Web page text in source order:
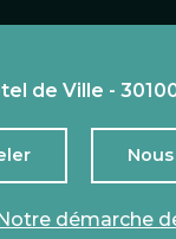
de Ville -
démarche